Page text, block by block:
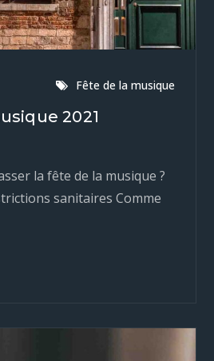
Fête de la musique
2021
la fête de la musique ?
sanitaires Comme